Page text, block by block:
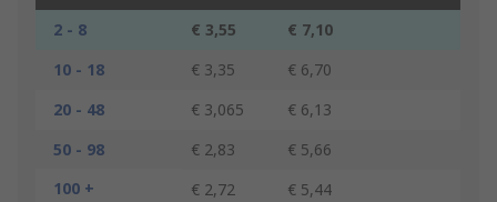
2 - 8 € 3,55
€ 7,10
10 - 18
€ 3,35
€ 6,70
20 - 48
€ 3,065
€ 6,13
50 - 98
€ 2,83
€ 5,66
100 +
€ 2,72 € 5,44